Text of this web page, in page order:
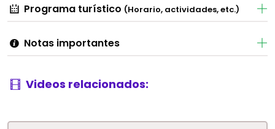
Programa turístico (Horario, actividades, etc.)
Notas importantes
Videos relacionados: